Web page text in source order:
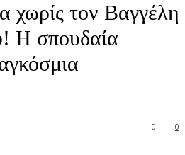
χωρίς τον Βαγγέλη
Η σπουδαία
0
0